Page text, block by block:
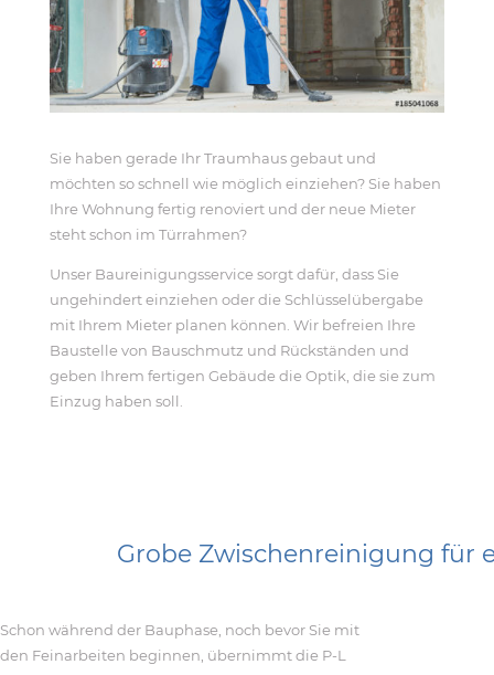
Sie haben gerade Ihr Traumhaus gebaut und
möchten so schnell wie möglich einziehen? Sie haben
Ihre Wohnung fertig renoviert und der neue Mieter
steht schon im Türrahmen?
Unser Baureinigungsservice sorgt dafür, dass Sie
ungehindert einziehen oder die Schlüsselübergabe
mit Ihrem Mieter planen können. Wir befreien Ihre
Baustelle von Bauschmutz und Rückständen und
geben Ihrem fertigen Gebäude die Optik, die sie zum
Einzug haben soll.
Grobe Zwischenreinigung für
Schon während der Bauphase, noch bevor Sie mit
den Feinarbeiten beginnen, übernimmt die P-L